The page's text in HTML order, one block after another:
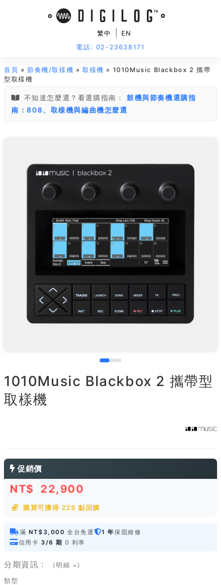
繁中
EN
電話: 02-23638171
首頁 »節奏機/取樣機 »取樣機 » 1010Music Blackbox 2 攜帶
型取樣機
不知道怎麼選？看選購指南：
鼓機與節奏機選購指
南：808、取樣機與編曲機怎麼選
1010Music Blackbox 2 攜帶型
取樣機
促銷價
NT$ 22,900
購買可獲得 229 點回饋
滿 NT$3,000 全台免運 1 年保固維修
信用卡 3/6 期 0 利率
分期資訊： (明細 )
類型